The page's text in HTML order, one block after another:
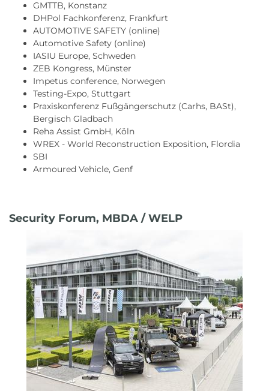
GMTTB, Konstanz
DHPol Fachkonferenz, Frankfurt
AUTOMOTIVE SAFETY (online)
Automotive Safety (online)
IASIU Europe, Schweden
ZEB Kongress, Münster
Impetus conference, Norwegen
Testing-Expo, Stuttgart
Praxiskonferenz Fußgängerschutz (Carhs, BASt),
Bergisch Gladbach
Reha Assist GmbH, Köln
WREX - World Reconstruction Exposition, Flordia
SBI
Armoured Vehicle, Genf
Security Forum, MBDA / WELP